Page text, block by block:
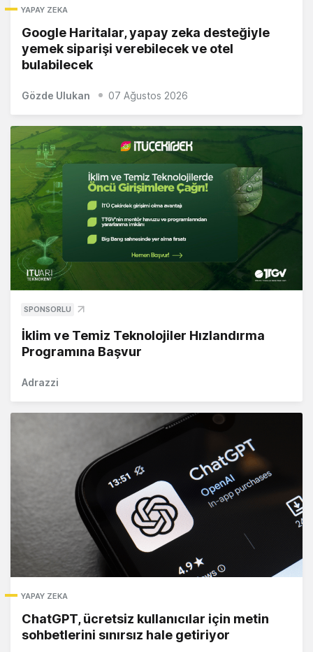
YAPAY ZEKA
Google Haritalar, yapay zeka desteğiyle
yemek siparişi verebilecek ve otel
bulabilecek
Gözde Ulukan 07 Ağustos 2026
SPONSORLU
İklim ve Temiz Teknolojiler Hızlandırma
Programına Başvur
Adrazzi
YAPAY ZEKA
ChatGPT, ücretsiz kullanıcılar için metin
sohbetlerini sınırsız hale getiriyor